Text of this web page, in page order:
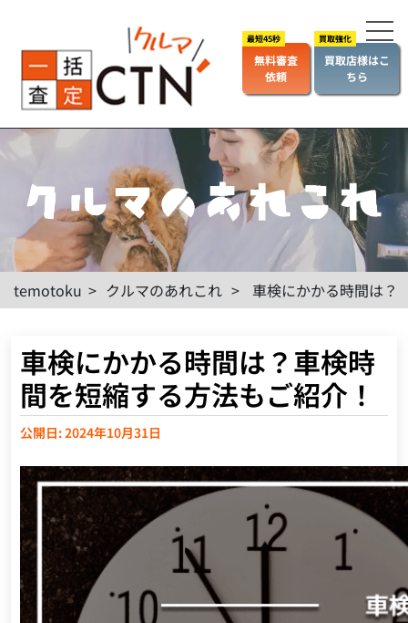
無料審査
依頼
買取店様はこ
ちら
temotoku > クルマのあれこれ > 車検にかかる時間は？
車検にかかる時間は？車検時
間を短縮する方法もご紹介！
公開日: 2024年10月31日